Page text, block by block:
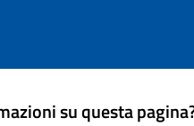
su questa